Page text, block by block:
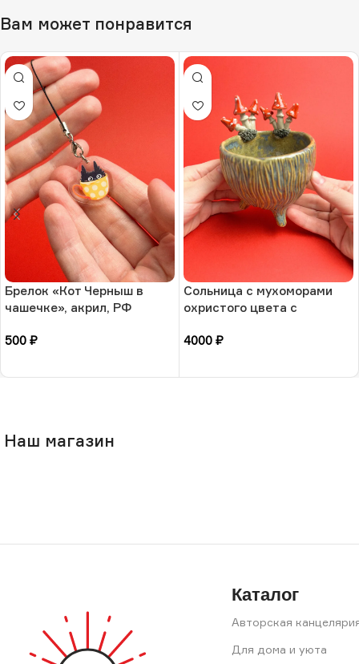
Вам может понравится
Брелок «Кот Черныш в
чашечке», акрил, РФ
500 ₽
Сольница с мухоморами
охристого цвета с
«Утренний лес», керамика,
4000 ₽
Наш магазин
Каталог
Авторская
Для дома и уюта